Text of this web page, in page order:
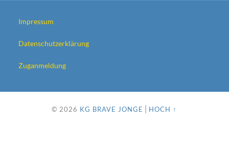
Impressum
Datenschutzerklärung
Zuganmeldung
© 2026 KG BRAVE JONGE HOCH ↑